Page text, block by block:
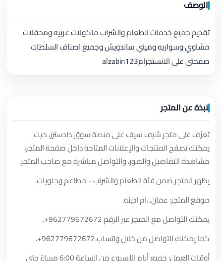
الوصف
تقديم جميع خدمات الطعام والشراب ماكولات عربيه ومحفلات
مشاوي وسواريه وميني ساندويش وجميع اصناف السلطات
صفحتي على الانستجرامalzabin123
نبذة عن المتجر
تعرّف على متجر شيف سيف على منصة سوق دادسترز، حيث
يمكنك تصفح المنتجات والإعلانات المتاحة داخل صفحة المتجر،
مشاهدة التفاصيل والصور، والتواصل مباشرة مع صاحب المتجر.
يظهر المتجر ضمن فئة الطعام والشراب - مطاعم وحلويات.
موقع المتجر: عمان...ام اذينه.
يمكنك التواصل مع المتجر عبر الرقم+962779672672
.
كما يمكنك التواصل من خلال واتساب+962779672672
.
أوقات العمل: جميع أيام الأسبوع من الساعة 6:00 مساءً حتى